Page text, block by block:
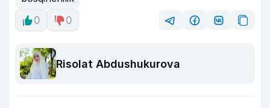
0
0
Risolat Abdushukurova